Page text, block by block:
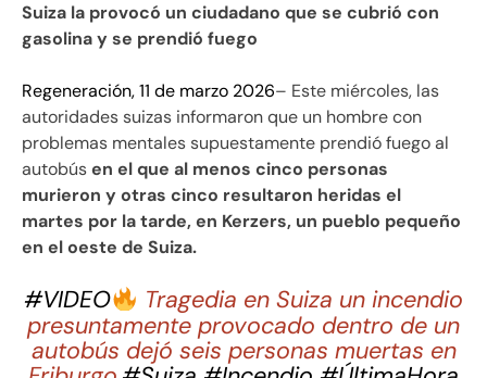
Suiza la provocó un ciudadano que se cubrió con
gasolina y se prendió fuego
Regeneración, 11 de marzo 2026– Este miércoles, las
autoridades suizas informaron que un hombre con
problemas mentales supuestamente prendió fuego al
autobúsen el que al menos cinco personas
murieron y otras cinco resultaron heridas el
martes por la tarde, en Kerzers, un pueblo pequeño
en el oeste de Suiza.
#VIDEO
Tragedia en Suiza un incendio
presuntamente provocado dentro de un
autobús dejó seis personas muertas en